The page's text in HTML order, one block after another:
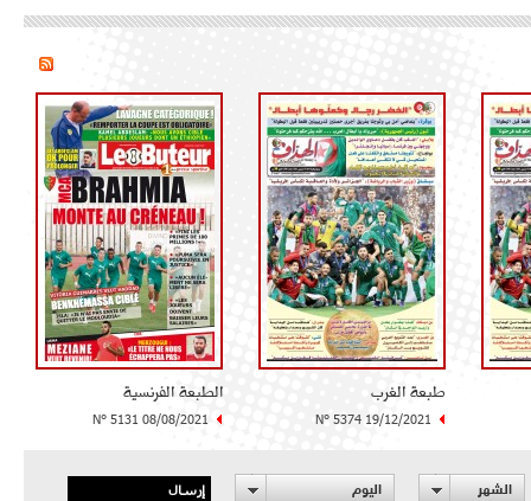
طبعة الغرب
N° 5374 19/12/2021
الطبعة الفرنسية
N° 5131 08/08/2021
الشهر اليوم إرسال